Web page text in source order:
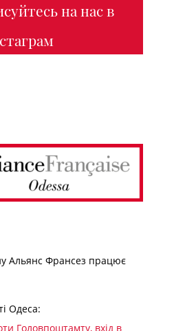
на нас в
Альянс Франсез працює
Одеса:
Головпоштамту, вхід в